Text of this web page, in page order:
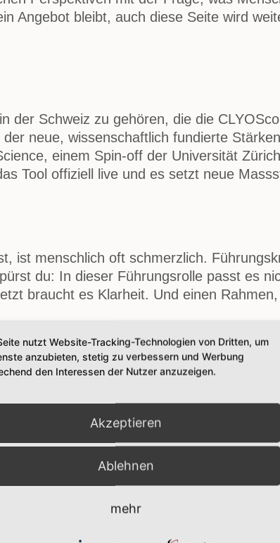
Angebot bleibt, auch diese Seite wird
der Schweiz zu gehören, die die
neue, wissenschaftlich fundierte
einem Spin-off der Universität
Tool offiziell live und es setzt neue
ist menschlich oft schmerzlich.
du: In dieser Führungsrolle passt es
braucht es Klarheit. Und einen
toll dass dieses Thema Einzug in
war ein Nachmittag für
sondern Schulleitung,
konnten jeweils 2 aus […]
KONTAKT
nutzt Website-Tracking-Technologien von Dritten, um
anzubieten, stetig zu verbessern und Werbung
den Interessen der Nutzer anzuzeigen.
Akzeptieren
Ablehnen
mehr